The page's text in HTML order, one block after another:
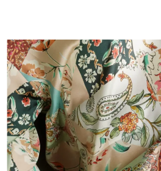
LUNA™ 4 mini
For young skin, T-
LUNA™ 4 go
For travel or gym
面部提拉護理
Premium anti-
BEAR™ 設備
All premium
device
UFO™ 3 mini
Red light therapy
UFO™ 3 go
Portable red light
issa™ 4 smile
Hybrid silicone
issa™ 4 baby
For ages 0-3
抗老
FAQ™ 101
Clinical anti-aging
FAQ™ 102
Advanced clinical
FAQ™ 201
LED mask
FAQ™ 202
LED mask
生髮
FAQ™ 301
LED hair
肌
FAQ™ 501
Full-Spectrum Red
NEW
中國
哥倫比亞
克羅埃西亞
賽普勒斯